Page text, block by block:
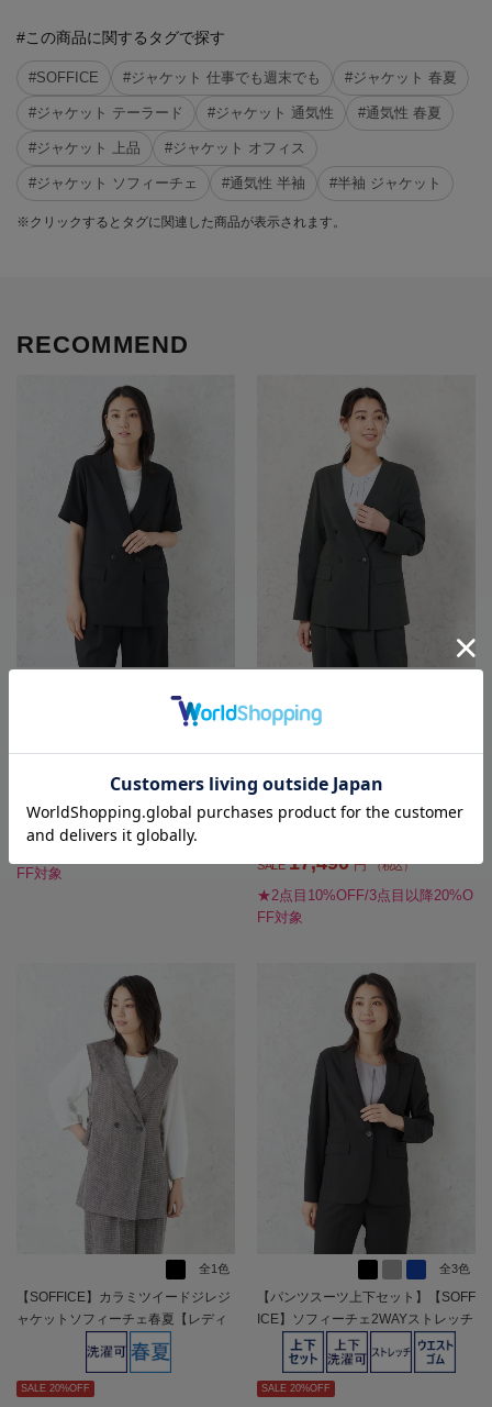
#この商品に関するタグで探す
#SOFFICE #ジャケット 仕事でも週末でも #ジャケット 春夏
#ジャケット テーラード #ジャケット 通気性 #通気性 春夏
#ジャケット 上品 #ジャケット オフィス
#ジャケット ソフィーチェ #通気性 半袖 #半袖 ジャケット
※クリックするとタグに関連した商品が表示されます。
RECOMMEND
【SOFFICE】ソフィーチェストレッ
チウェザー半袖ジャケットウォッシ
ャブル春夏
SALE 20%OFF
円
SALE 13,992 円 （税込）
★2点目10%OFF/3点目以降20%O
FF対象
【ウォッシャブル】ダブルジャケッ
SOFFICE春夏【レディース】
SALE 17,490 円 （税込）
★2点目10%OFF/3点目以降20%O
FF対象
全1色
【SOFFICE】カラミツイードジレジ
ャケットソフィーチェ春夏【レディ
SALE 20%OFF
全3色
【パンツスーツ上下セット】【SOFF
ICE】ソフィーチェ2WAYストレッチ
ジャケットパンツセットストレッチ
セットアップ春夏【レディース】
SALE 20%OFF